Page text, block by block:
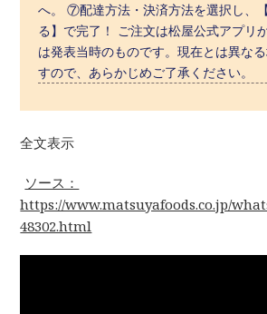
へ。 ⑦配達方法・決済方法を選択し、
る】で完了！ ご注文は松屋公式アプリ
は発表当時のものです。現在とは異な
すので、あらかじめご了承ください。
全文表示
ソース：
https://www.matsuyafoods.co.jp/
48302.html